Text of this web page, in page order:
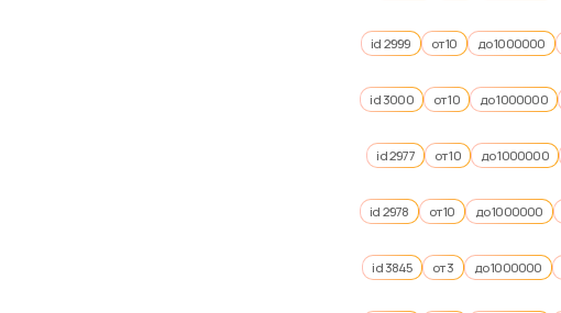
id 2999 от 10 до 1000000
id 3000 от 10 до 1000000
id 2977 от 10 до 1000000
id 2978 от 10 до 1000000
id 3845 от 3 до 1000000